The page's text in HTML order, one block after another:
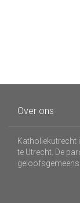
Over ons
Katholiekutrecht
te Utrecht. De